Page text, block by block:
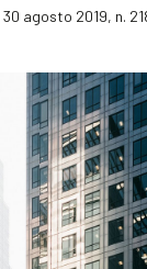
30 agosto 2019, n.